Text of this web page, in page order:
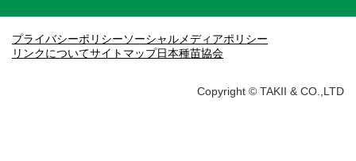
プライバシーポリシーソーシャルメディアポリシー
リンクについてサイトマップ日本種苗協会
Copyright © TAKII & CO.,LTD